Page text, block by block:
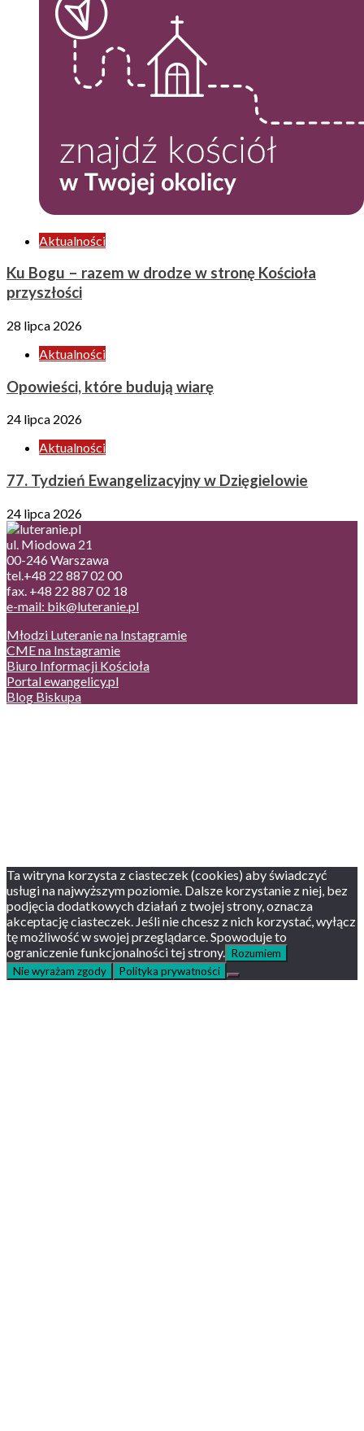
Aktualności
Ku Bogu – razem w drodze w stronę Kościoła
przyszłości
28 lipca 2026
Aktualności
Opowieści, które budują wiarę
24 lipca 2026
Aktualności
77. Tydzień Ewangelizacyjny w Dzięgielowie
24 lipca 2026
ul. Miodowa 21
00-246 Warszawa
tel.+48 22 887 02 00
fax. +48 22 887 02 18
e-mail: bik@luteranie.pl
Młodzi Luteranie na Instagramie
CME na Instagramie
Biuro Informacji Kościoła
Portal ewangelicy.pl
Blog Biskupa
Ta witryna korzysta z ciasteczek (cookies) aby świadczyć
usługi na najwyższym poziomie. Dalsze korzystanie z niej, bez
podjęcia dodatkowych działań z twojej strony, oznacza
akceptację ciasteczek. Jeśli nie chcesz z nich korzystać, wyłącz
tę możliwość w swojej przeglądarce. Spowoduje to
ograniczenie funkcjonalności tej strony. Rozumiem
Nie wyrażam zgody
Polityka prywatności